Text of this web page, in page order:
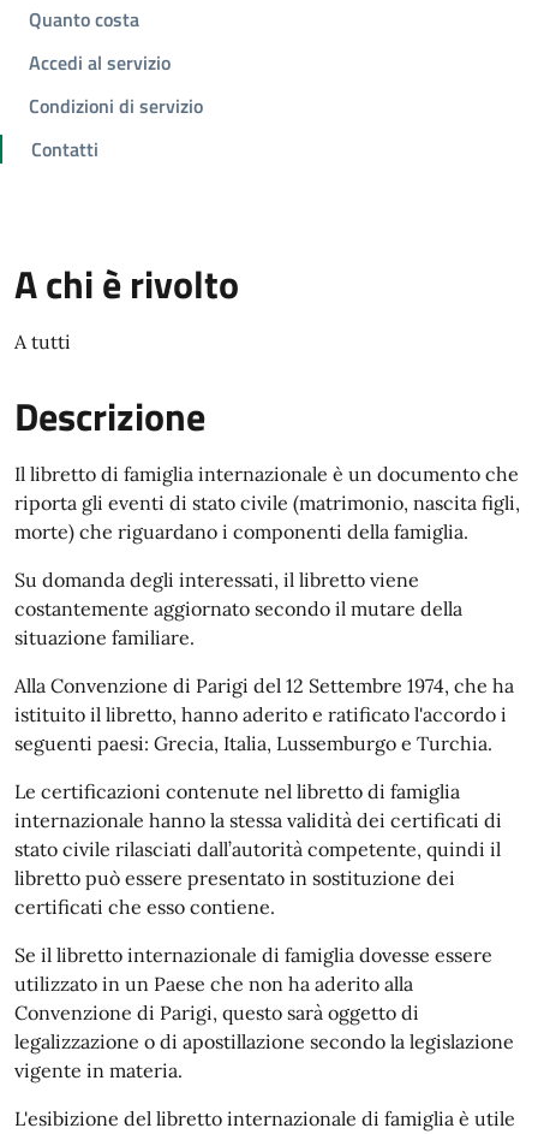
Quanto costa
Accedi al servizio
Condizioni di servizio
Contatti
A chi è rivolto
A tutti
Descrizione
Il libretto di famiglia internazionale è un documento che
riporta gli eventi di stato civile (matrimonio, nascita figli,
morte) che riguardano i componenti della famiglia.
Su domanda degli interessati, il libretto viene
costantemente aggiornato secondo il mutare della
situazione familiare.
Alla Convenzione di Parigi del 12 Settembre 1974, che ha
istituito il libretto, hanno aderito e ratificato l'accordo i
seguenti paesi: Grecia, Italia, Lussemburgo e Turchia.
Le certificazioni contenute nel libretto di famiglia
internazionale hanno la stessa validità dei certificati di
stato civile rilasciati dall’autorità competente, quindi il
libretto può essere presentato in sostituzione dei
certificati che esso contiene.
Se il libretto internazionale di famiglia dovesse essere
utilizzato in un Paese che non ha aderito alla
Convenzione di Parigi, questo sarà oggetto di
legalizzazione o di apostillazione secondo la legislazione
vigente in materia.
L'esibizione del libretto internazionale di famiglia è utile